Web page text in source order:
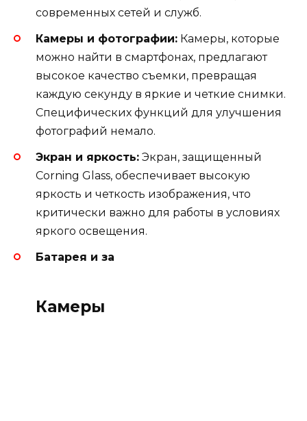
современных сетей и служб.
Камеры и фотографии: Камеры, которые
можно найти в смартфонах, предлагают
высокое качество съемки, превращая
каждую секунду в яркие и четкие снимки.
Специфических функций для улучшения
фотографий немало.
Экран и яркость: Экран, защищенный
Corning Glass, обеспечивает высокую
яркость и четкость изображения, что
критически важно для работы в условиях
яркого освещения.
Батарея и за
Камеры